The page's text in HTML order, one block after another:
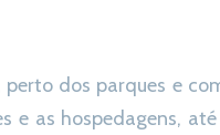
dos parques e
e as hospedagens,